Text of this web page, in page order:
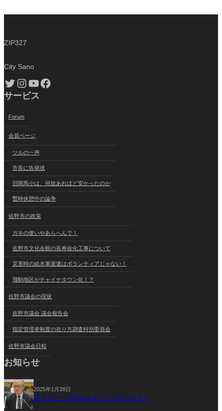
ZIP327
City Sano
Twitter Instagram YouTube Facebook
サービス
Forum
会員ページ
ツルの一声
市長に告発状
旧閑馬小は、何故あれほど安かったのか
暫時休憩中の論争
佐野市の政策
ガキの使いやあらへんで！
佐野市文化会館の長寿命化工事について
災害時の給水車派遣はボランティアじゃない！
飛駒地区がチャイナタウン化！？
佐野市議会の現状
佐野市議会 議会報告会
指定管理者制度の在り方調査特別委員会
佐野市議会日程
お知らせ
2025年1月28日
皆さんはこの答弁を見てどう思いますか